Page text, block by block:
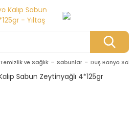
Temizlik ve Sağlık Sabunlar Duş Banyo